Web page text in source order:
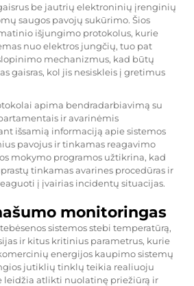
be jautrių elektroninių įrenginių
saugos pavojų sukūrimo. Šios
išjungimo protokolus, kurie
nuo elektros jungčių, tuo pat
mechanizmus, kad būtų
gaisras, kol jis nesiskleis į gretimus
apima bendradarbiavimą su
ir avarinėmis
išsamią informaciją apie sistemos
pavojus ir tinkamas reagavimo
mokymo programos užtikrina, kad
tinkamas avarines procedūras ir
į įvairias incidentų situacijas.
monitoringas
sistemos stebi temperatūrą,
ir kitus kritinius parametrus, kurie
energijos kaupimo sistemų
jutiklių tinklų teikia realiuoju
leidžia atlikti nuolatinę priežiūrą ir